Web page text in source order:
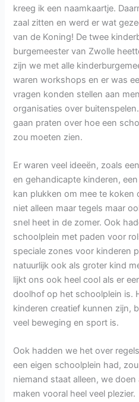
kreeg ik een naamkaartje.
zaal zitten en werd er wat
van de Koning! De twee
burgemeester van Zwolle
zijn we met alle
waren workshops en er was
vragen konden stellen aan
organisaties over
gaan praten over hoe een
zou moeten zien.
Er waren veel ideeën, zoals
en gehandicapte kinderen,
kan plukken om mee te
niet alleen maar tegels maar
snel heet in de zomer. Ook
schoolplein met paden voor
speciale zones voor kinderen
natuurlijk ook als groter kind
lijkt ons ook heel cool als er
doolhof op het schoolplein is.
kinderen creatief kunnen zijn,
veel beweging en sport is.
Ook hadden we het over
een eigen schoolplein had,
niemand staat alleen, we
maken vooral heel veel plezier.